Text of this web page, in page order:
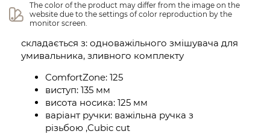
The color of the product may differ from the image on the
website due to the settings of color reproduction by the
monitor screen.
складається з: одноважільного змішувача для
умивальника, зливного комплекту
ComfortZone: 125
виступ: 135 мм
висота носика: 125 мм
варіант ручки: важільна ручка з
різьбою ,Cubic cut